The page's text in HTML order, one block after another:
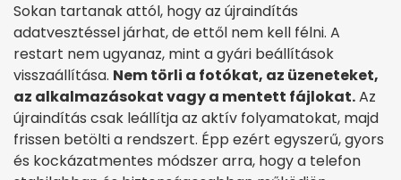
Sokan tartanak attól, hogy az újraindítás
adatvesztéssel járhat, de ettől nem kell félni. A
restart nem ugyanaz, mint a gyári beállítások
visszaállítása. Nem törli a fotókat, az üzeneteket,
az alkalmazásokat vagy a mentett fájlokat.Az
újraindítás csak leállítja az aktív folyamatokat, majd
frissen betölti a rendszert. Épp ezért egyszerű, gyors
és kockázatmentes módszer arra, hogy a telefon